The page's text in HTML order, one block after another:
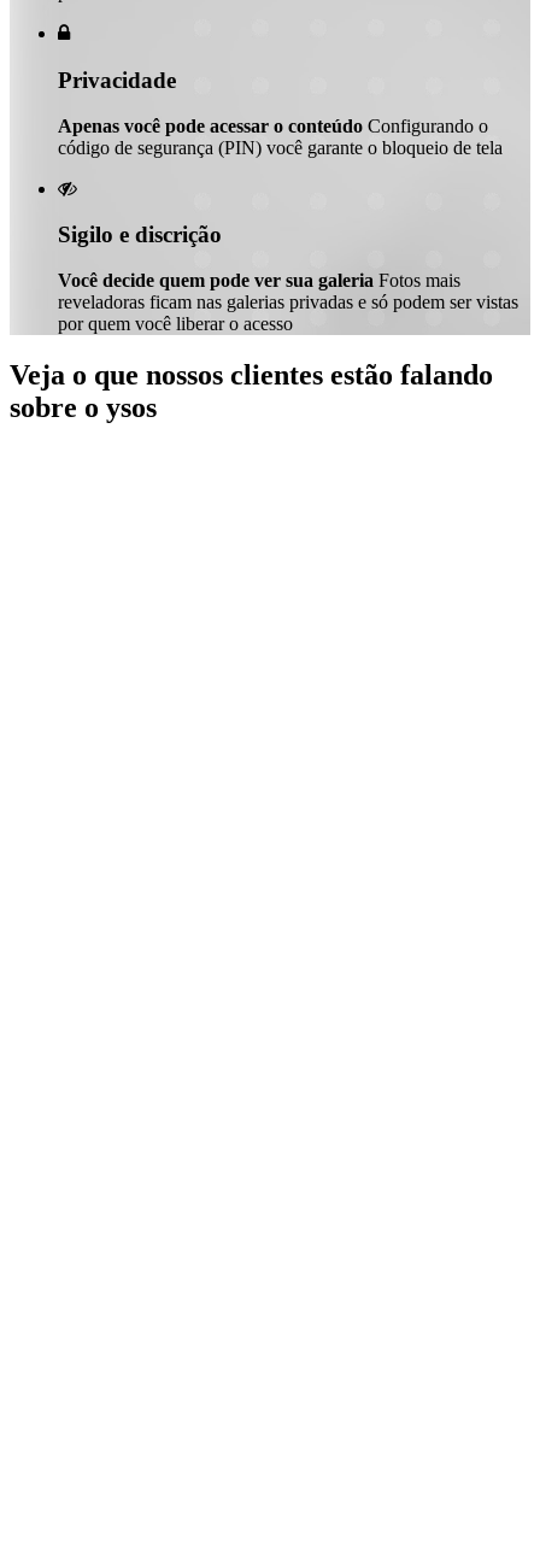

Privacidade
Apenas você pode acessar o conteúdo Configurando o
código de segurança (PIN) você garante o bloqueio de tela

Sigilo e discrição
Você decide quem pode ver sua galeria Fotos mais
reveladoras ficam nas galerias privadas e só podem ser vistas
por quem você liberar o acesso
Veja o que nossos clientes estão falando
sobre o ysos